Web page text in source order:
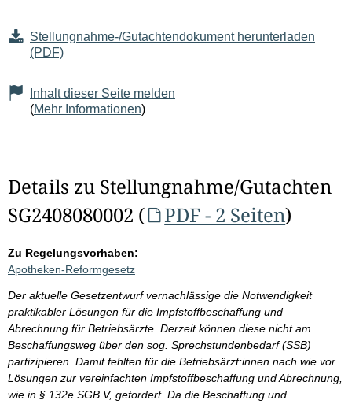
Stellungnahme-/Gutachtendokument herunterladen
(PDF)
Inhalt dieser Seite melden
(Mehr Informationen)
Details zu Stellungnahme/Gutachten
SG2408080002 (
PDF - 2 Seiten)
Zu Regelungsvorhaben:
Apotheken-Reformgesetz
Der aktuelle Gesetzentwurf vernachlässige die Notwendigkeit
praktikabler Lösungen für die Impfstoffbeschaffung und
Abrechnung für Betriebsärzte. Derzeit können diese nicht am
Beschaffungsweg über den sog. Sprechstundenbedarf (SSB)
partizipieren. Damit fehlten für die Betriebsärzt:innen nach wie vor
Lösungen zur vereinfachten Impfstoffbeschaffung und Abrechnung,
wie in § 132e SGB V, gefordert. Da die Beschaffung und